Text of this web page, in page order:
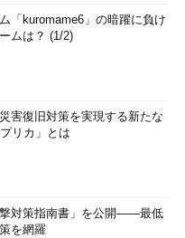
「kuromame6」の暗躍に負け
ムは？ (1/2)
害復旧対策を実現する新たな
リカ」とは
対策指南書」を公開――最低
を網羅